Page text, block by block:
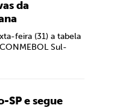
da
feira (31) a tabela
Sul-
SP e segue